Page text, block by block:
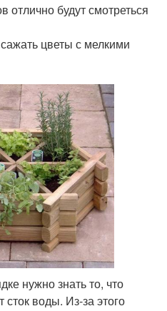
отлично будут смотреться
цветы с мелкими
нужно знать то, что
воды. Из-за этого